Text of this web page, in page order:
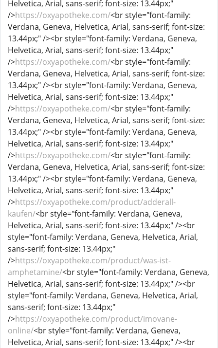
Helvetica, Arial, sans-serif; font-size: 13.44px;"
/>https://oxyapotheke.com/<br style="font-family:
Verdana, Geneva, Helvetica, Arial, sans-serif; font-size:
13.44px;" /><br style="font-family: Verdana, Geneva,
Helvetica, Arial, sans-serif; font-size: 13.44px;"
/>https://oxyapotheke.com/<br style="font-family:
Verdana, Geneva, Helvetica, Arial, sans-serif; font-size:
13.44px;" /><br style="font-family: Verdana, Geneva,
Helvetica, Arial, sans-serif; font-size: 13.44px;"
/>https://oxyapotheke.com/<br style="font-family:
Verdana, Geneva, Helvetica, Arial, sans-serif; font-size:
13.44px;" /><br style="font-family: Verdana, Geneva,
Helvetica, Arial, sans-serif; font-size: 13.44px;"
/>https://oxyapotheke.com/<br style="font-family:
Verdana, Geneva, Helvetica, Arial, sans-serif; font-size:
13.44px;" /><br style="font-family: Verdana, Geneva,
Helvetica, Arial, sans-serif; font-size: 13.44px;"
/>https://oxyapotheke.com/product/adderall-
kaufen/<br style="font-family: Verdana, Geneva,
Helvetica, Arial, sans-serif; font-size: 13.44px;" /><br
style="font-family: Verdana, Geneva, Helvetica, Arial,
sans-serif; font-size: 13.44px;"
/>https://oxyapotheke.com/product/was-ist-
amphetamine/<br style="font-family: Verdana, Geneva,
Helvetica, Arial, sans-serif; font-size: 13.44px;" /><br
style="font-family: Verdana, Geneva, Helvetica, Arial,
sans-serif; font-size: 13.44px;"
/>https://oxyapotheke.com/product/imovane-
online/<br style="font-family: Verdana, Geneva,
Helvetica, Arial, sans-serif; font-size: 13.44px;" /><br